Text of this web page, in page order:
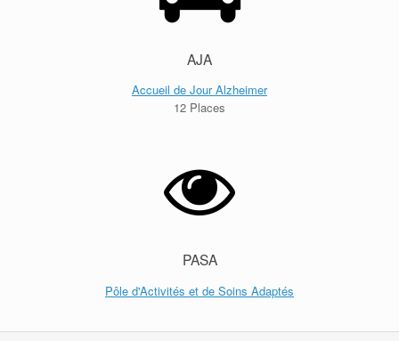
AJA
Accueil de Jour Alzheimer
12 Places
PASA
Pôle d'Activités et de Soins Adaptés